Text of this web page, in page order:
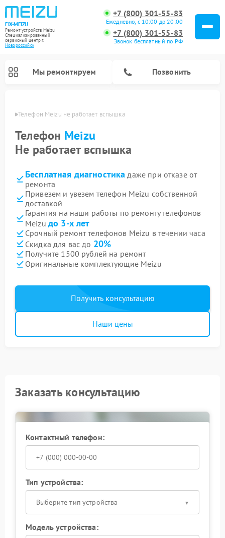
FIX-MEIZU
Ремонт устройств Meizu
Специализированный
cервисный центр г.
Новороссийск
+7 (800) 301-55-83
Ежедневно, с 10:00 до 20:00
+7 (800) 301-55-83
Звонок бесплатный по РФ
Мы ремонтируем Позвонить
Телефон Meizu не работает вспышка
Телефон Meizu
Не работает вспышка
Бесплатная диагностика даже при отказе от
ремонта
Привезем и увезем телефон Meizu собственной
доставкой
Гарантия на наши работы по ремонту телефонов
Meizu до 3-х лет
Срочный ремонт телефонов Meizu в течении часа
Скидка для вас до 20%
Получите 1500 рублей на ремонт
Оригинальные комплектующие Meizu
Получить консультацию
Наши цены
Заказать консультацию
Контактный телефон:
Тип устройства:
Выберите тип устройства
Модель устройства: